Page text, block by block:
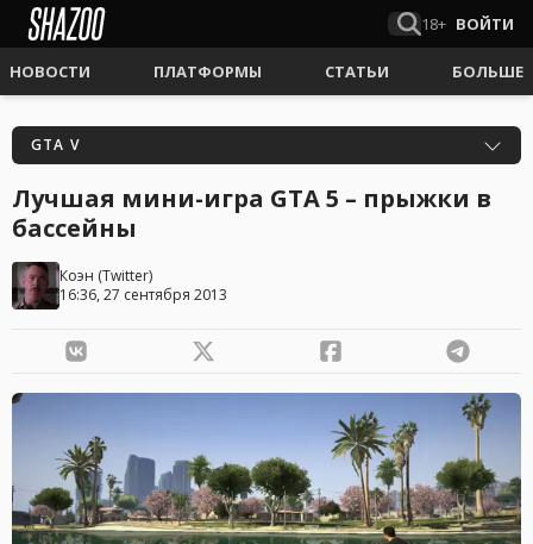
18+ ВОЙТИ
НОВОСТИ ПЛАТФОРМЫ СТАТЬИ БОЛЬШЕ
GTA V
Лучшая мини-игра GTA 5 – прыжки в
бассейны
Коэн (Twitter)
16:36, 27 сентября 2013